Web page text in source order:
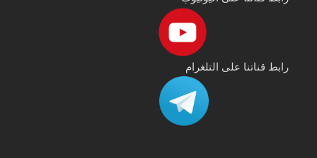
رابط قناتنا على التلغرام